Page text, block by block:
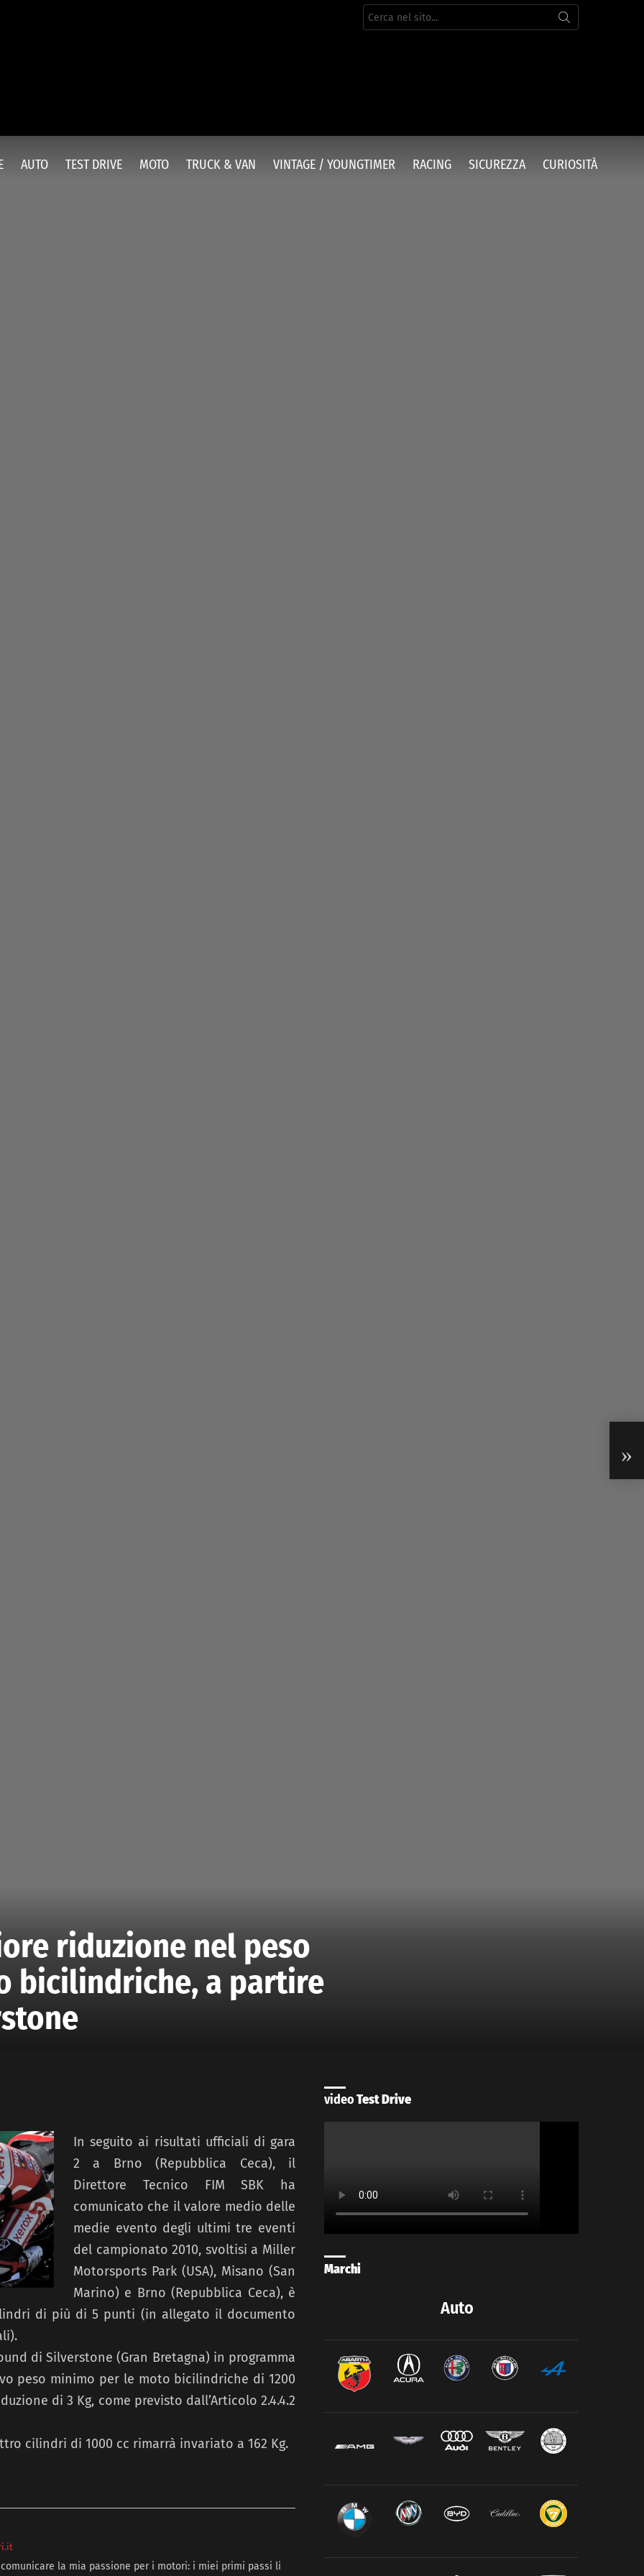
Cerca
per:
AUTO TEST DRIVE MOTO TRUCK & VAN VINTAGE / YOUNGTIMER RACING SICUREZZA CURIOSITÀ
riduzione nel peso
bicilindriche, a partire
In seguito ai risultati ufficiali di gara
2 a Brno (Repubblica Ceca), il
Direttore Tecnico FIM SBK ha
comunicato che il valore medio delle
medie evento degli ultimi tre eventi
del campionato 2010, svoltisi a Miller
Motorsports Park (USA), Misano (San
Marino) e Brno (Repubblica Ceca), è
di più di 5 punti (in allegato il documento
di Silverstone (Gran Bretagna) in programma
peso minimo per le moto bicilindriche di 1200
di 3 Kg, come previsto dall’Articolo 2.4.4.2
cilindri di 1000 cc rimarrà invariato a 162 Kg.
la mia passione per i motori: i miei primi passi li
videoTest Drive
Marchi
Auto